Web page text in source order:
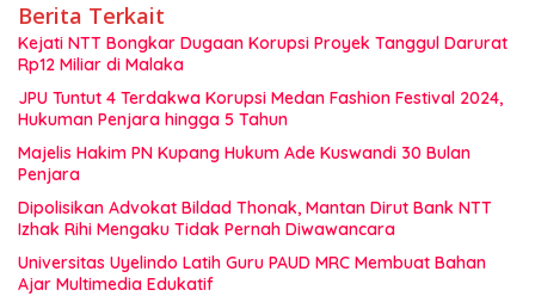
Berita Terkait
Kejati NTT Bongkar Dugaan Korupsi Proyek Tanggul Darurat
Rp12 Miliar di Malaka
JPU Tuntut 4 Terdakwa Korupsi Medan Fashion Festival 2024,
Hukuman Penjara hingga 5 Tahun
Majelis Hakim PN Kupang Hukum Ade Kuswandi 30 Bulan
Penjara
Dipolisikan Advokat Bildad Thonak, Mantan Dirut Bank NTT
Izhak Rihi Mengaku Tidak Pernah Diwawancara
Universitas Uyelindo Latih Guru PAUD MRC Membuat Bahan
Ajar Multimedia Edukatif